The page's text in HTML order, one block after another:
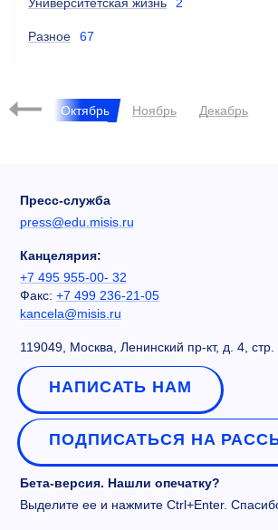
Разное 67
Октябрь Ноябрь Декабрь
Пресс-служба
press@edu.misis.ru
Канцелярия:
+7 495 955-00- 32
Факс: +7 499 236-21-05
kancela@misis.ru
119049, Москва, Ленинский пр-кт, д. 4, стр.
НАПИСАТЬ НАМ
ПОДПИСАТЬСЯ НА
Бета-версия. Нашли опечатку?
Выделите ее и нажмите Ctrl+Enter.